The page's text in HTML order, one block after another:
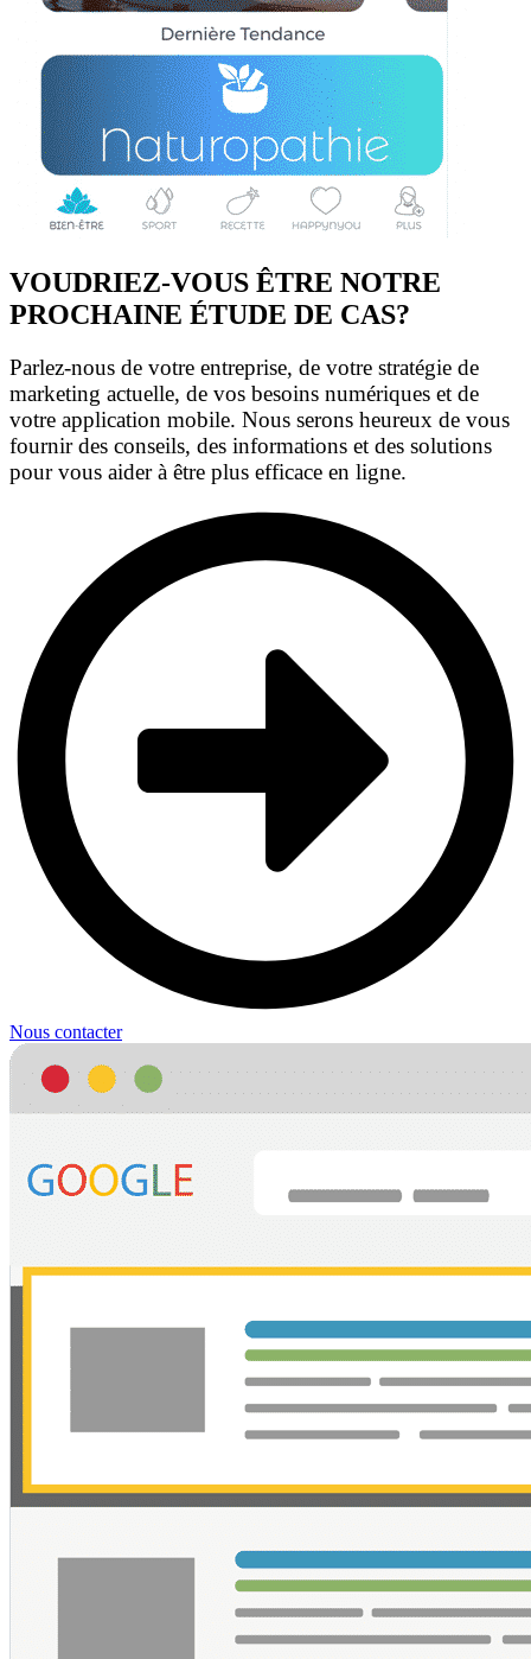
VOUDRIEZ-VOUS ÊTRE NOTRE
PROCHAINE ÉTUDE DE CAS?
Parlez-nous de votre entreprise, de votre stratégie de
marketing actuelle, de vos besoins numériques et de
votre application mobile. Nous serons heureux de vous
fournir des conseils, des informations et des solutions
pour vous aider à être plus efficace en ligne.
Nous contacter